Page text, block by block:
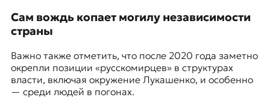
Сам вождь копает могилу независимости
страны
Важно также отметить, что после 2020 года заметно
окрепли позиции «русскомирцев» в структурах
власти, включая окружение Лукашенко, и особенно
— среди людей в погонах.